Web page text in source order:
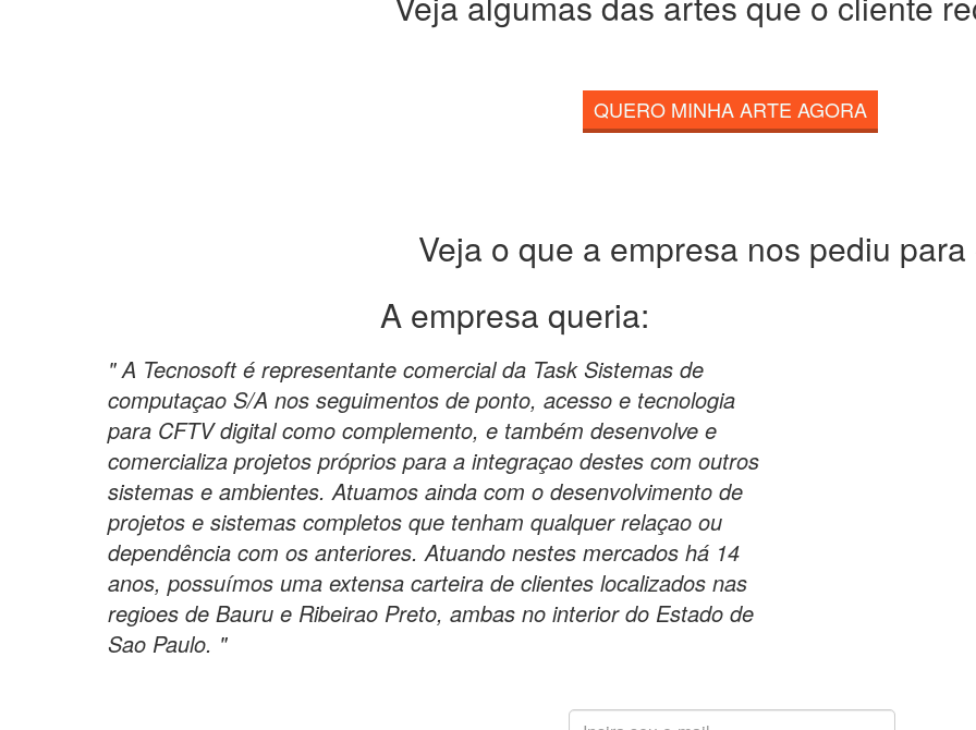
QUERO MINHA ARTE AGORA
Veja o que a empresa nos pediu para
A empresa queria:
" A Tecnosoft é representante comercial da Task Sistemas de
computaçao S/A nos seguimentos de ponto, acesso e tecnologia
para CFTV digital como complemento, e também desenvolve e
comercializa projetos próprios para a integraçao destes com outros
sistemas e ambientes. Atuamos ainda com o desenvolvimento de
projetos e sistemas completos que tenham qualquer relaçao ou
dependência com os anteriores. Atuando nestes mercados há 14
anos, possuímos uma extensa carteira de clientes localizados nas
regioes de Bauru e Ribeirao Preto, ambas no interior do Estado de
Sao Paulo. "